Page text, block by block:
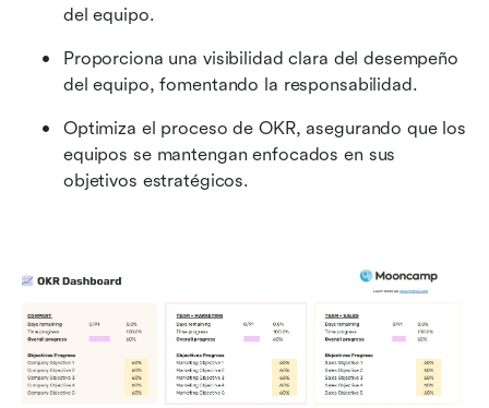
del equipo.
Proporciona una visibilidad clara del desempeño
del equipo, fomentando la responsabilidad.
Optimiza el proceso de OKR, asegurando que los
equipos se mantengan enfocados en sus
objetivos estratégicos.